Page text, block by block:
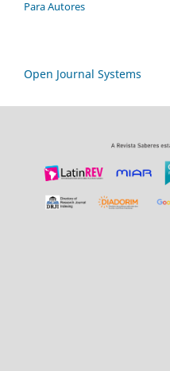
Para Autores
Open Journal Systems